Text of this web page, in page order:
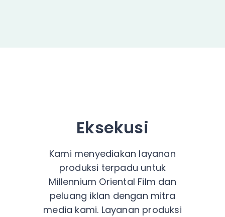
Eksekusi
Kami menyediakan layanan
produksi terpadu untuk
Millennium Oriental Film dan
peluang iklan dengan mitra
media kami. Layanan produksi